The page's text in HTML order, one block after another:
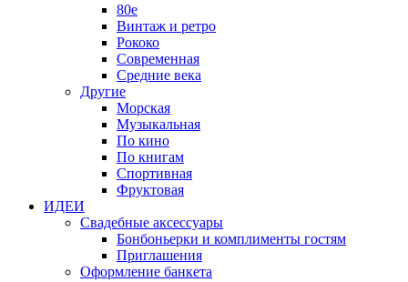
80е
Винтаж и ретро
Рококо
Современная
Средние века
Другие
Морская
Музыкальная
По кино
По книгам
Спортивная
Фруктовая
ИДЕИ
Свадебные аксессуары
Бонбоньерки и комплименты гостям
Приглашения
Оформление банкета